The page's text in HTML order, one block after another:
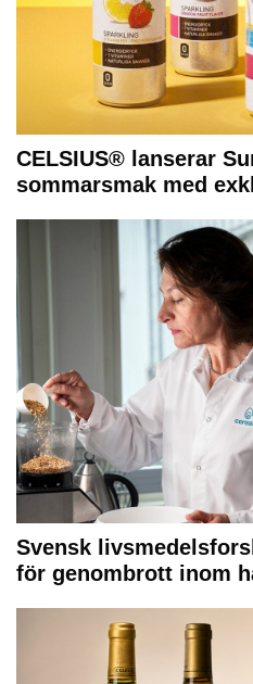
CELSIUS® lanserar
sommarsmak med
Svensk
för genombrott inom